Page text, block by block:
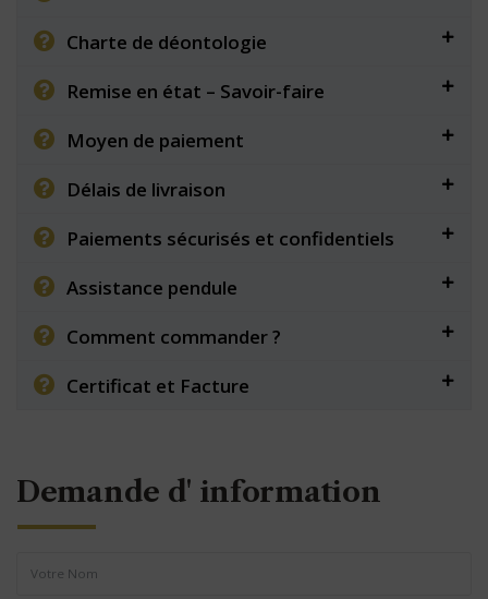
Charte de déontologie
Remise en état – Savoir-faire
Moyen de paiement
Délais de livraison
Paiements sécurisés et confidentiels
Assistance pendule
Comment commander ?
Certificat et Facture
Demande d' information